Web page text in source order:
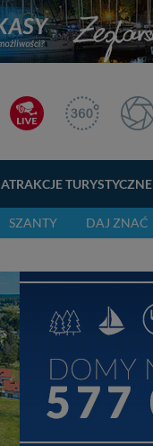
ATRAKCJE TURYSTYCZNE
SZANTY DAJ ZNAĆ